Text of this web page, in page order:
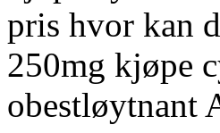
pris hvor kan
250mg kjøpe
obestløytnant